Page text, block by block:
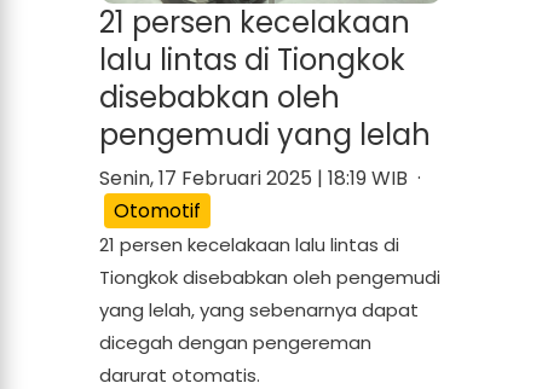
21 persen kecelakaan
lalu lintas di Tiongkok
disebabkan oleh
pengemudi yang lelah
Senin, 17 Februari 2025 | 18:19 WIB ·
Otomotif
21 persen kecelakaan lalu lintas di
Tiongkok disebabkan oleh pengemudi
yang lelah, yang sebenarnya dapat
dicegah dengan pengereman
darurat otomatis.